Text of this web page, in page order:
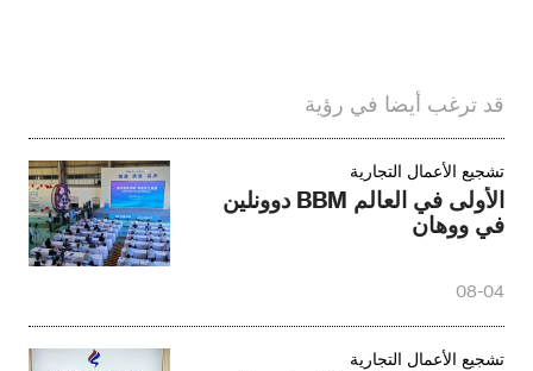
قد ترغب أيضا في رؤية
تشجيع الأعمال التجارية
الأولى في العالم BBM دوونلين
في ووهان
08-04
تشجيع الأعمال التجارية